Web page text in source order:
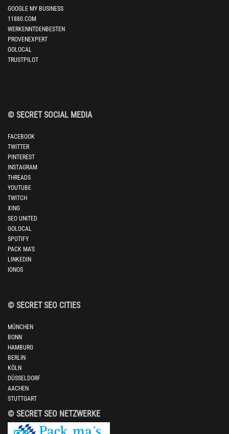
GOOGLE MY BUSINESS
11880.COM
WERKENNTDENBESTEN
PROVENEXPERT
GOLOCAL
TRUSTPILOT
© SECRET SOCIAL MEDIA
FACEBOOK
TWITTER
PINTEREST
INSTAGRAM
THREADS
YOUTUBE
TWITCH
XING
SEO UNITED
GOLOCAL
SPOTIFY
PACK MA'S
LINKEDIN
IONOS
© SECRET SEO CITIES
MÜNCHEN
BONN
HAMBURG
BERLIN
KÖLN
DÜSSELDORF
AACHEN
STUTTGART
© SECRET SEO NETZWERKE